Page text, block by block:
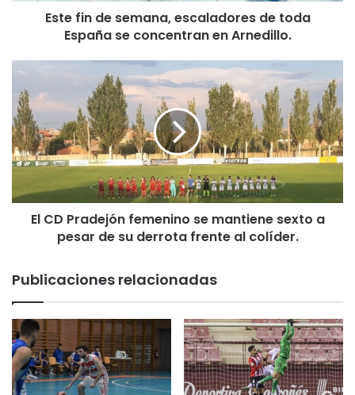
Este fin de semana, escaladores de toda
España se concentran en Arnedillo.
El CD Pradejón femenino se mantiene sexto a
pesar de su derrota frente al colíder.
Publicaciones relacionadas